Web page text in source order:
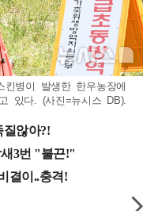
병이 발생한 한우농장에
있다. (사진=뉴시스 DB).